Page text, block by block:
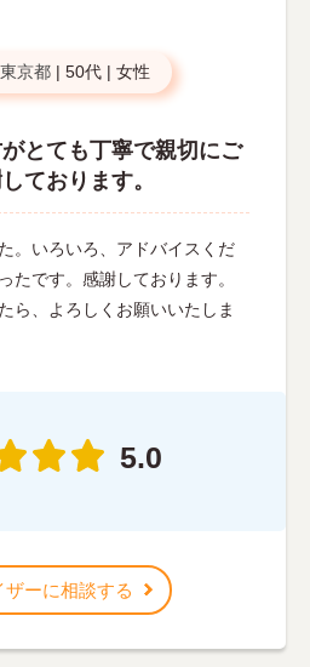
東京都 | 50代 | 女性
とても丁寧で親切にご
ております。
。いろいろ、アドバイスくだ
たです。感謝しております。
ら、よろしくお願いいたしま
5.0
ザーに相談する